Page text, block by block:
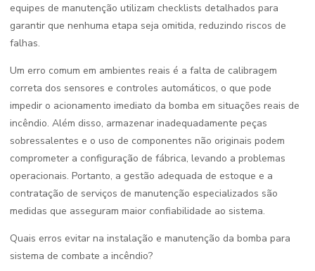
equipes de manutenção utilizam checklists detalhados para
garantir que nenhuma etapa seja omitida, reduzindo riscos de
falhas.
Um erro comum em ambientes reais é a falta de calibragem
correta dos sensores e controles automáticos, o que pode
impedir o acionamento imediato da bomba em situações reais de
incêndio. Além disso, armazenar inadequadamente peças
sobressalentes e o uso de componentes não originais podem
comprometer a configuração de fábrica, levando a problemas
operacionais. Portanto, a gestão adequada de estoque e a
contratação de serviços de manutenção especializados são
medidas que asseguram maior confiabilidade ao sistema.
Quais erros evitar na instalação e manutenção da bomba para
sistema de combate a incêndio?